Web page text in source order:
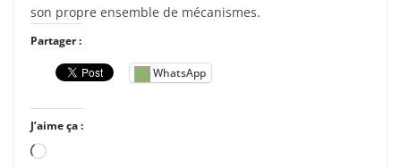
son propre ensemble de mécanismes.
Partager :
WhatsApp
J’aime ça :
C